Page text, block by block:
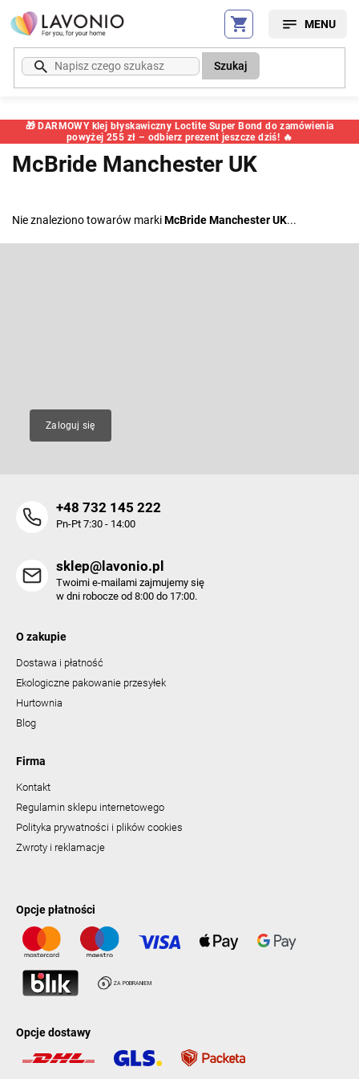
Przejść
do
treści
🎁 DARMOWY klej błyskawiczny Loctite Super Bond do zamówienia
powyżej 255 zł – odbierz prezent jeszcze dziś! 🔥
Szukaj
McBride Manchester UK
Nie znaleziono towarów markiMcBride Manchester UK...
Zaloguj się
+48 732 145 222
Pn-Pt 7:30 - 14:00
sklep@lavonio.pl
Twoimi e-mailami zajmujemy się
w dni robocze od 8:00 do 17:00.
O zakupie
Dostawa i płatność
Ekologiczne pakowanie przesyłek
Hurtownia
Blog
Firma
Kontakt
Regulamin sklepu internetowego
Polityka prywatności i plików cookies
Zwroty i reklamacje
Opcje płatności
Opcje dostawy